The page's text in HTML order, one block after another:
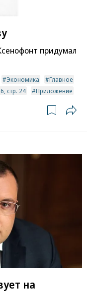
придумал
Экономика
Главное
стр. 24
Приложение
на